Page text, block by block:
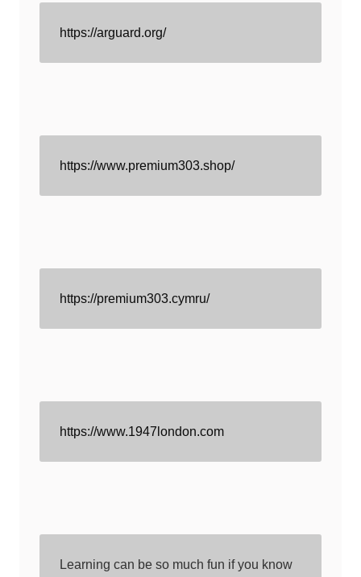
https://arguard.org/
https://www.premium303.shop/
https://premium303.cymru/
https://www.1947london.com